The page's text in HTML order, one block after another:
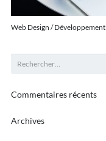
Web Design / Développement
Commentaires récents
Archives